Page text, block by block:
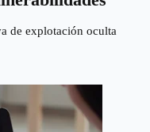
de explotación oculta